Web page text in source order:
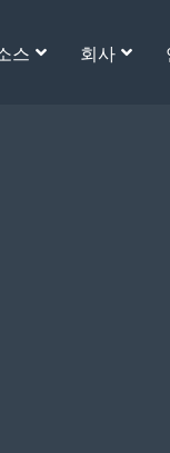
스 회사